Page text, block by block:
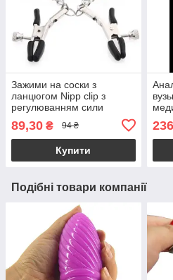
Зажими на соски з
ланцюгом Nipp clip з
регулюванням сили
89,30 ₴ 94 ₴
Купити
Подібні товари компанії